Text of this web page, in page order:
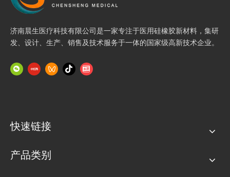
济南晨生医疗科技有限公司是一家专注于医用硅橡胶新材料，集研
发、设计、生产、销售及技术服务于一体的国家级高新技术企业。
快速链接
产品类别